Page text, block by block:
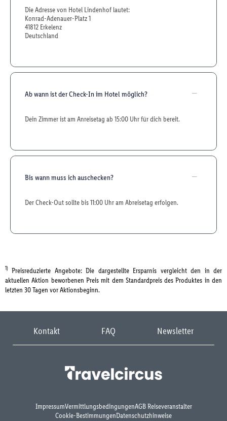
Die Adresse von Hotel Lindenhof lautet:
Konrad-Adenauer-Platz 1
41812 Erkelenz
Deutschland
Ab wann ist der Check-In im Hotel möglich?
Dein Zimmer ist am Anreisetag ab 15:00 Uhr für dich bereit.
Bis wann muss ich auschecken?
Der Check-Out sollte bis 11:00 Uhr am Abreisetag erfolgen.
1) Preisreduzierte Angebote: Die dargestellte Ersparnis vergleicht den in der
aktuellen Aktion beworbenen Preis mit dem Standardpreis des Produktes in den
letzten 30 Tagen vor Aktionsbeginn.
Kontakt FAQ Newsletter
ImpressumVermittlungsbedingungenAGB Reiseveranstalter
Cookie-BestimmungenDatenschutzhinweise